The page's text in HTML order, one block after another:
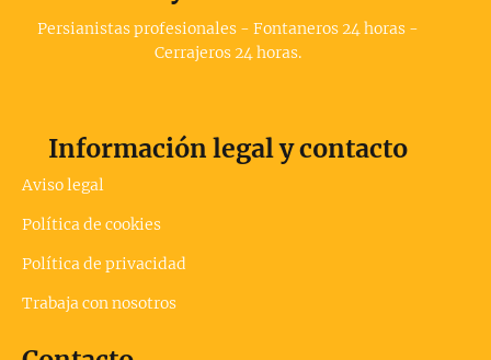
Persianistas profesionales - Fontaneros 24 horas -
Cerrajeros 24 horas.
Información legal y contacto
Aviso legal
Política de cookies
Política de privacidad
Trabaja con nosotros